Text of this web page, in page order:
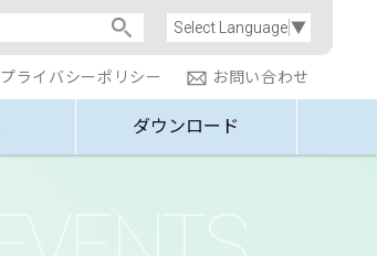
Select Language▼
ダウンロード
プライバシーポリシー お問い合わせ